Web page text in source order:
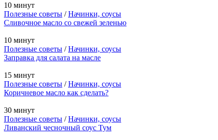
10 минут
Полезные советы /Начинки, соусы
Сливочное масло со свежей зеленью
10 минут
Полезные советы /Начинки, соусы
Заправка для салата на масле
15 минут
Полезные советы /Начинки, соусы
Коричневое масло как сделать?
30 минут
Полезные советы /Начинки, соусы
Ливанский чесночный соус Тум